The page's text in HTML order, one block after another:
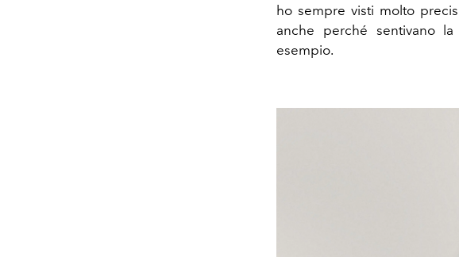
ho sempre visti molto
anche perché sentivano
esempio.